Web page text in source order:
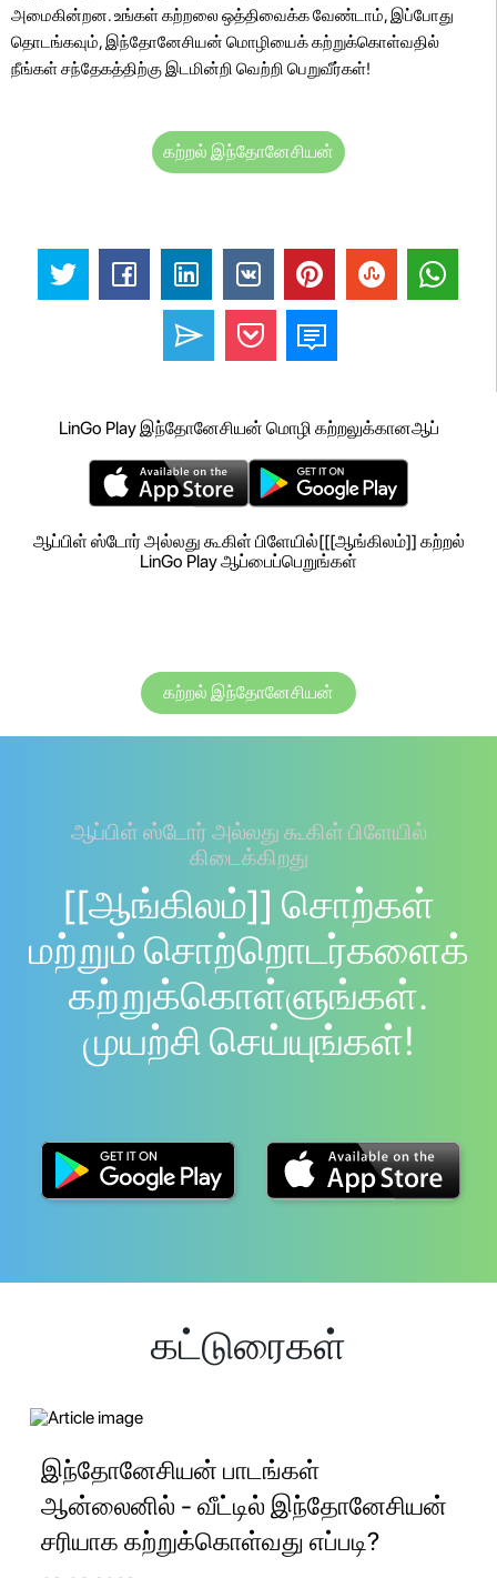
அமைகின்றன. உங்கள் கற்றலை ஒத்திவைக்க வேண்டாம், இப்போது
தொடங்கவும், இந்தோனேசியன் மொழியைக் கற்றுக்கொள்வதில்
நீங்கள் சந்தேகத்திற்கு இடமின்றி வெற்றி பெறுவீர்கள்!
கற்றல் இந்தோனேசியன்
LinGo Play இந்தோனேசியன் மொழி கற்றலுக்கானஆப்
ஆப்பிள் ஸ்டோர் அல்லது கூகிள் பிளேயில்[[[ஆங்கிலம்]] கற்றல்
LinGo Play ஆப்பைப்பெறுங்கள்
கற்றல் இந்தோனேசியன்
ஆப்பிள் ஸ்டோர் அல்லது கூகிள் பிளேயில்
கிடைக்கிறது
[[ஆங்கிலம்]] சொற்கள்
மற்றும் சொற்றொடர்களைக்
கற்றுக்கொள்ளுங்கள்.
முயற்சி செய்யுங்கள்!
கட்டுரைகள்
இந்தோனேசியன் பாடங்கள்
ஆன்லைனில் - வீட்டில் இந்தோனேசியன்
சரியாக கற்றுக்கொள்வது எப்படி?